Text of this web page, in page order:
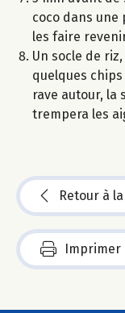
coco dans une
les faire
Un socle de
quelques
rave autour, la
trempera les
Retour à
Imprimer